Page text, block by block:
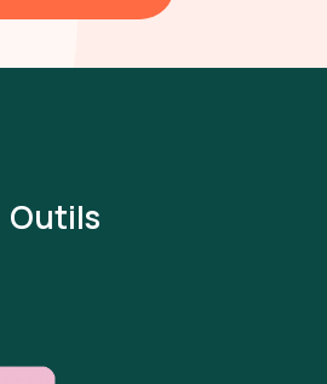
Outils